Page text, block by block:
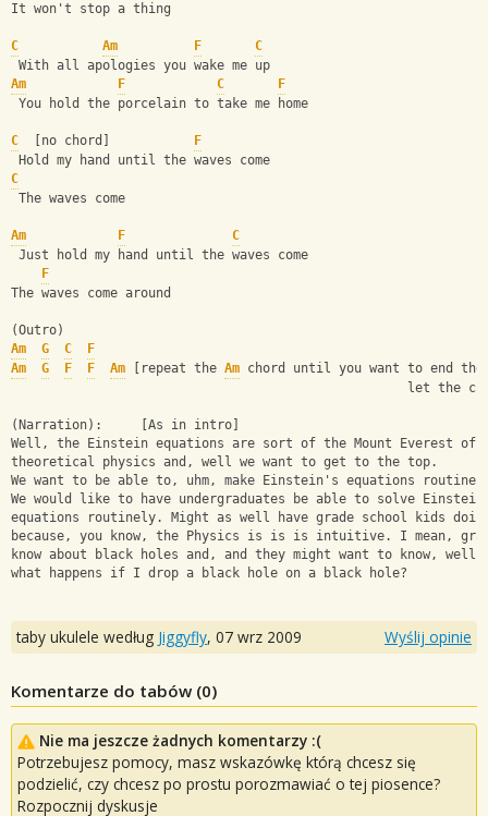
It won't stop a thing
C Am F
C
With all apologies you wake me up
Am
F C
F
You hold the porcelain to take me home
C
  [no chord]
F
Hold my hand until the waves come
C
The waves come
Am F
C
Just hold my hand until the waves come
F
The waves come around
(Outro)
Am
G C
F
Am
G F F Am [repeat the Am chord until you want to end the
let the
(Narration):     [As in intro]
Well, the Einstein equations are sort of the Mount Everest of
theoretical physics and, well we want to get to the top.
We want to be able to, uhm, make Einstein's equations routine
We would like to have undergraduates be able to solve
equations routinely. Might as well have grade school kids
because, you know, the Physics is is is intuitive. I mean,
know about black holes and, and they might want to know, well,
what happens if I drop a black hole on a black hole?
taby ukulele według Jiggyfly, 07 wrz 2009 Wyślij opinie
Komentarze do tabów (0)
Nie ma jeszcze żadnych komentarzy :(
Potrzebujesz pomocy, masz wskazówkę którą chcesz się
podzielić, czy chcesz po prostu porozmawiać o tej piosence?
Rozpocznij dyskusje